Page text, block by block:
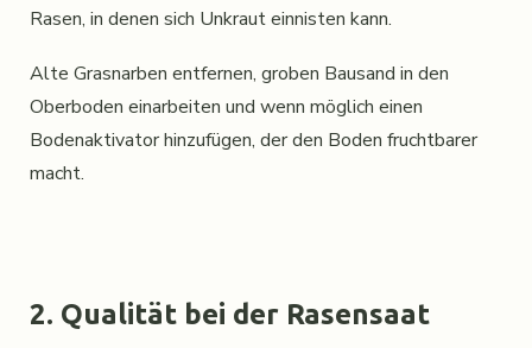
Rasen, in denen sich Unkraut einnisten kann.
Alte Grasnarben entfernen, groben Bausand in den
Oberboden einarbeiten und wenn möglich einen
Bodenaktivator hinzufügen, der den Boden fruchtbarer
macht.
2. Qualität bei der Rasensaat